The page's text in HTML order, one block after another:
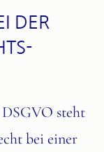
DER
steht
bei einer